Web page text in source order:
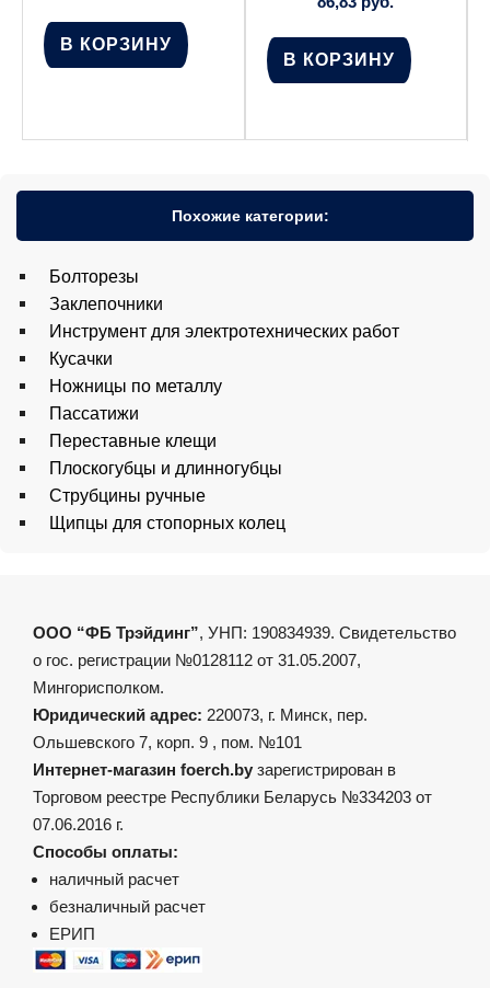
В КОРЗИНУ
В КОРЗИНУ
Похожие категории:
Болторезы
Заклепочники
Инструмент для электротехнических работ
Кусачки
Ножницы по металлу
Пассатижи
Переставные клещи
Плоскогубцы и длинногубцы
Струбцины ручные
Щипцы для стопорных колец
ООО “ФБ Трэйдинг”, УНП: 190834939. Свидетельство
о гос. регистрации №0128112 от 31.05.2007,
Мингорисполком.
Юридический адрес: 220073, г. Минск, пер.
Ольшевского 7, корп. 9 , пом. №101
Интернет-магазин foerch.by зарегистрирован в
Торговом реестре Республики Беларусь №334203 от
07.06.2016 г.
Способы оплаты:
наличный расчет
безналичный расчет
ЕРИП